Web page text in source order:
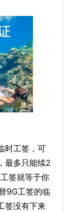
工签，可
最多只能续2
签就等于你
9G工签的临
签没有下来